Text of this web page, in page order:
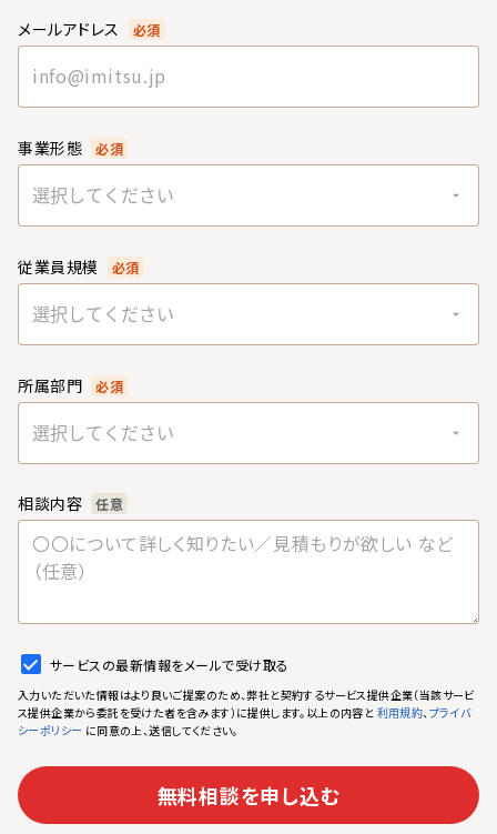
メールアドレス 必須
事業形態 必須
選択してください
従業員規模 必須
選択してください
所属部門 必須
選択してください
相談内容 任意
サービスの最新情報をメールで受け取る
入力いただいた情報はより良いご提案のため、弊社と契約するサービス提供企業（当該サービ
ス提供企業から委託を受けた者を含みます）に提供します。以上の内容と 利用規約、プライバ
シーポリシー に同意の上、送信してください。
無料相談を申し込む